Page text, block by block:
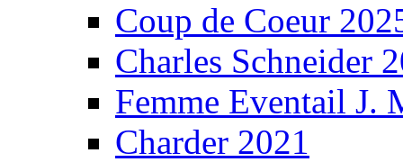
Coup de Coeur
Charles Schneider
Femme Eventail J.
Charder 2021